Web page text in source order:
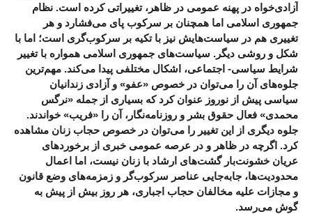
آزادی‌خواه در پهنه عمومی در ظاهر، تغییراتی کرده است. نظام
جمهوری اسلامی اما همچنان بر سرکوب پای‌ می‌فشارد و هر
تغییری هم در سیاست‌هایش نیز با تکیه بر سرکوب‌گری است؛ اما با
شکل و روشی دیگر. سیاست‌های جمهوری اسلامی همواره با تغییر
شرایط سیاسی- اجتماعی، اشکال مختلفی پیدا می‌کند. مهم‌ترین
جلوه‌های آن را می‌توان در خصوص «عفو» و آزادی زندانیان
سیاسی پیش از نوروز عنوان کرد که بسیاری از جمله «نرگس
محمدی» فعال حقوق بشر و روزنامه‌نگار، آن را «فریب» خواندند.
جلوه دیگری از این تغییر را می‌توان در خصوص حجاب زنان مشاهده
کرد. اگرچه در ظاهر و در عرصه عمومی خبری از برخوردهای
عریان خشونت‌بار گشت‌های ارشاد با زنان نیست، اما اعمال
محدودیت‌ها، جابه‌جایی عناصر سرکوب‌گر و زمزمه‌های وضع قانون
و مجازات علیه مخالفان حجاب اجباری، هر روز بیش از پیش به
گوش می‌رسد.